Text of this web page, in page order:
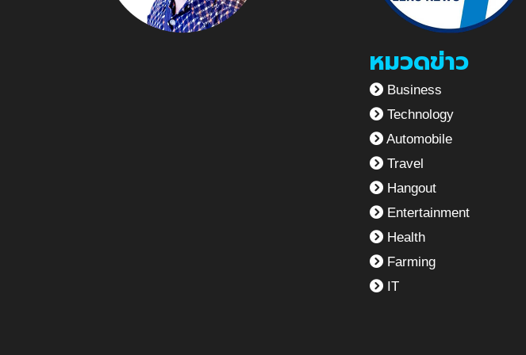
หมวดข่าว
Business
Technology
Automobile
Travel
Hangout
Entertainment
Health
Farming
IT